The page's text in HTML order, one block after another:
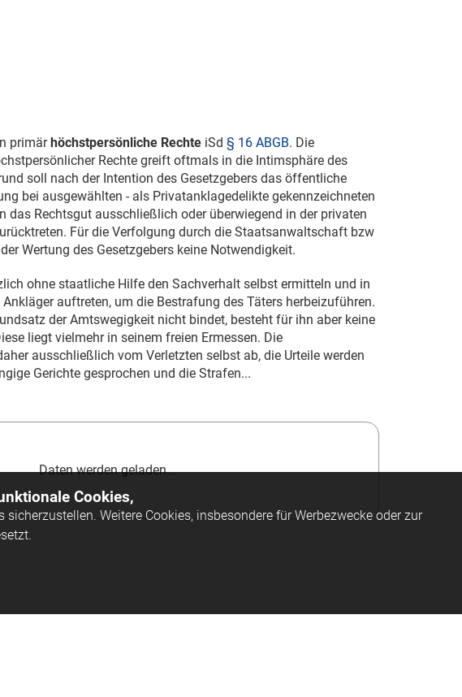
primärhöchstpersönliche Rechte iSd § 16 ABGB. Die
Rechte greift oftmals in die Intimsphäre des
soll nach der Intention des Gesetzgebers das öffentliche
bei ausgewählten - als Privatanklagedelikte gekennzeichneten
das Rechtsgut ausschließlich oder überwiegend in der privaten
Für die Verfolgung durch die Staatsanwaltschaft bzw
Wertung des Gesetzgebers keine Notwendigkeit.
ohne staatliche Hilfe den Sachverhalt selbst ermitteln und in
auftreten, um die Bestrafung des Täters herbeizuführen.
der Amtswegigkeit nicht bindet, besteht für ihn aber keine
liegt vielmehr in seinem freien Ermessen. Die
ausschließlich vom Verletzten selbst ab, die Urteile werden
Gerichte gesprochen und die Strafen...
Daten werden geladen...
Cookies,
Weitere Cookies, insbesondere für Werbezwecke oder zur